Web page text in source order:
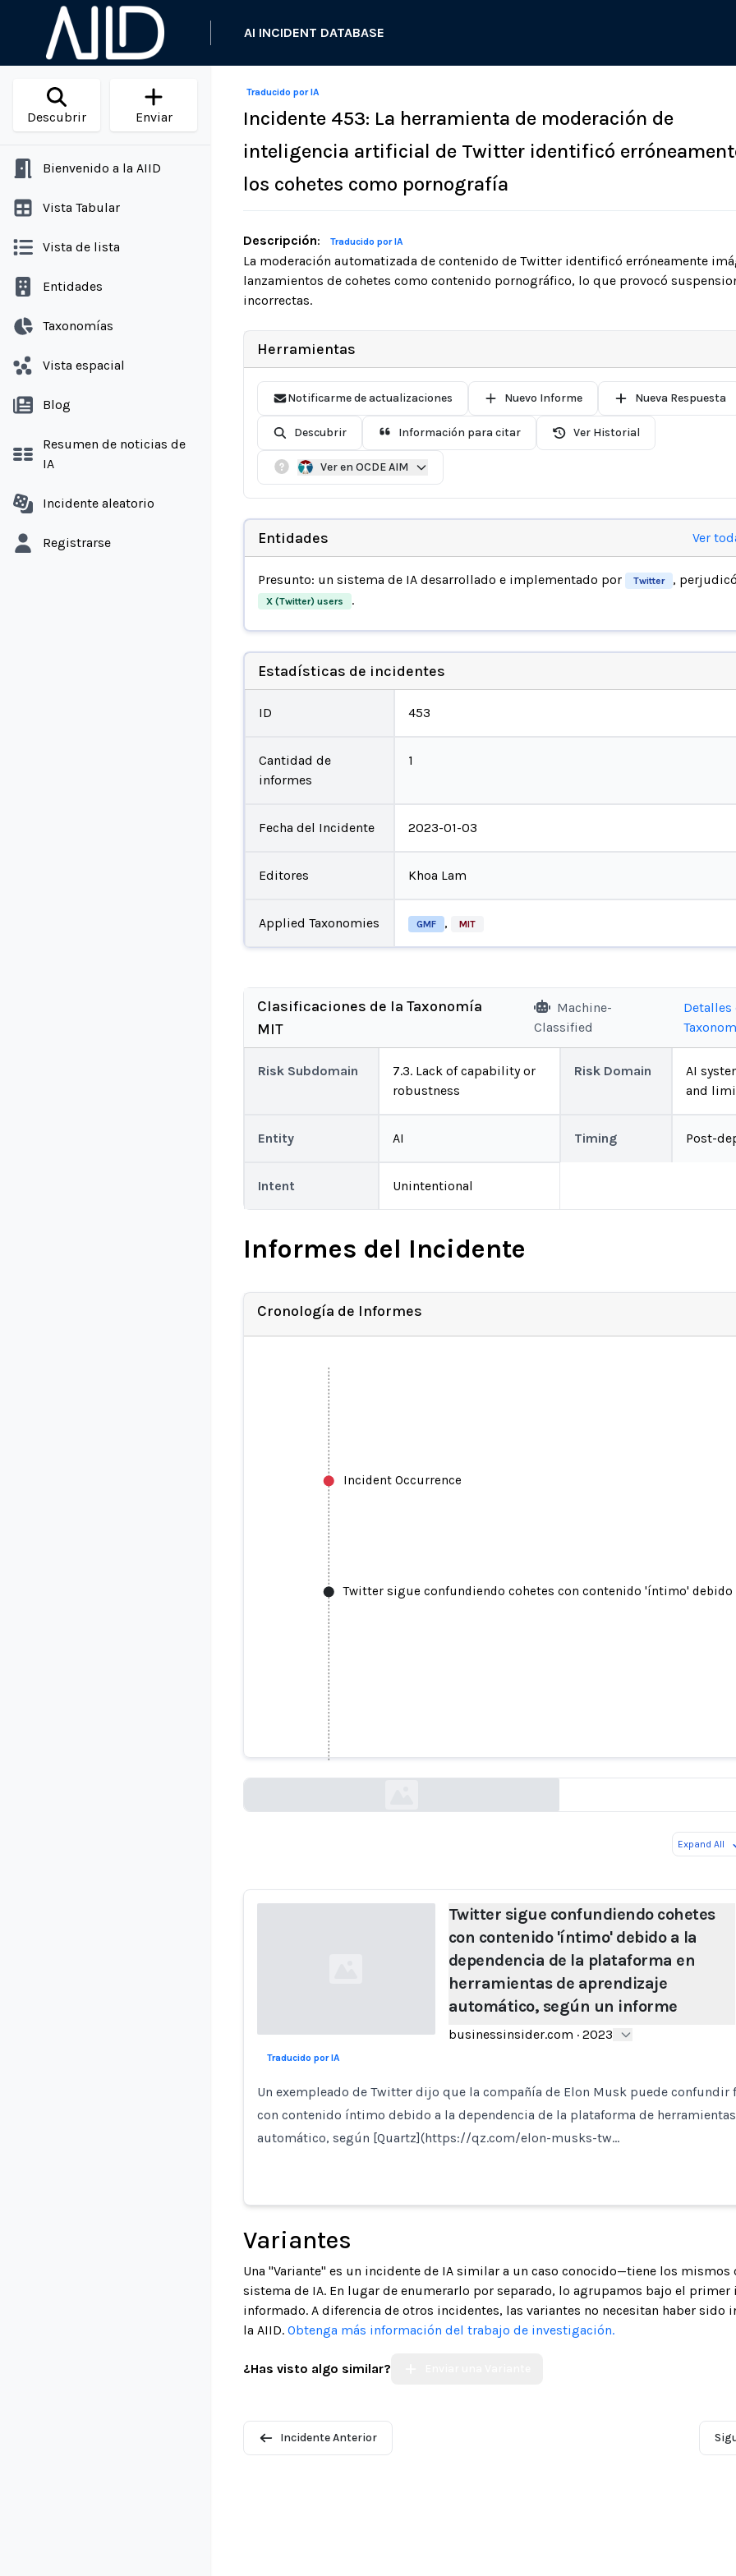
AI INCIDENT DATABASE
Descubrir Enviar
Bienvenido a la AIID
Vista Tabular
Vista de lista
Entidades
Taxonomías
Vista espacial
Blog
Resumen de noticias de
IA
Incidente aleatorio
Registrarse
Traducido por IA
Incidente 453: La herramienta de moderación de
inteligencia artificial de Twitter identificó
los cohetes como pornografía
Descripción: Traducido por IA
La moderación automatizada de contenido de Twitter identificó erróneamente
lanzamientos de cohetes como contenido pornográfico, lo que provocó
incorrectas.
Herramientas
Notificarme de actualizaciones Nuevo Informe Nueva Respuesta
Descubrir Información para citar Ver Historial
Ver en OCDE AIM
Entidades Ver
Presunto: un sistema de IA desarrollado e implementado por Twitter ,
X (Twitter) users .
Estadísticas de incidentes
ID 453
Cantidad de
informes
1
Fecha del Incidente 2023-01-03
Editores Khoa Lam
Applied Taxonomies GMF , MIT
Clasificaciones de la Taxonomía
MIT
Machine-
Classified
Detalles
Risk Subdomain
7.3. Lack of capability or
robustness
Risk Domain
AI
and
Entity AI Timing Post-
Intent Unintentional
Informes del Incidente
Cronología de Informes
Incident Occurrence
Twitter sigue confundiendo cohetes con contenido 'íntimo'
Twitter sigue confundiendo cohetes con contenido 'íntimo'
la dependencia de la plataforma en herramientas de
Expand All
Twitter sigue confundiendo cohetes
con contenido 'íntimo' debido a la
dependencia de la plataforma en
herramientas de aprendizaje
automático, según un informe
businessinsider.com · 2023
Traducido por IA
Un exempleado de Twitter dijo que la compañía de Elon Musk puede confundir
con contenido íntimo debido a la dependencia de la plataforma de
automático, según [Quartz](https://qz.com/elon-musks-tw…
Variantes
Una "Variante" es un incidente de IA similar a un caso conocido—tiene los mismos
sistema de IA. En lugar de enumerarlo por separado, lo agrupamos bajo el primer
informado. A diferencia de otros incidentes, las variantes no necesitan haber sido
la AIID. Obtenga más información del trabajo de investigación.
¿Has visto algo similar?
Incidente Anterior